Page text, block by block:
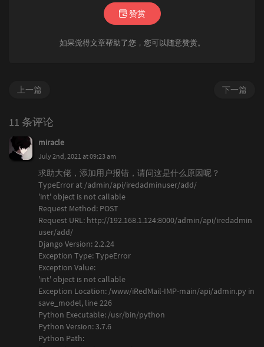
赞赏
如果觉得文章帮助了您，您可以随意赞赏。
下一篇
上一篇
11 条评论
miracle
July 2nd, 2021 at 09:23 am
求助大佬，添加用户报错，请问这是什么原因呢？
TypeError at /admin/api/iredadminuser/add/
'int' object is not callable
Request Method: POST
Request URL: http://192.168.1.124:8000/admin/api/iredadmin
user/add/
Django Version: 2.2.24
Exception Type: TypeError
Exception Value:
'int' object is not callable
Exception Location: /www/iRedMail-IMP-main/api/admin.py in
save_model, line 226
Python Executable: /usr/bin/python
Python Version: 3.7.6
Python Path: